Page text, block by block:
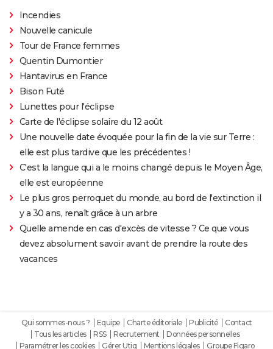
Incendies
Nouvelle canicule
Tour de France femmes
Quentin Dumontier
Hantavirus en France
Bison Futé
Lunettes pour l'éclipse
Carte de l'éclipse solaire du 12 août
Une nouvelle date évoquée pour la fin de la vie sur Terre :
elle est plus tardive que les précédentes !
C'est la langue qui a le moins changé depuis le Moyen Âge,
elle est européenne
Le plus gros perroquet du monde, au bord de l'extinction il
y a 30 ans, renaît grâce à un arbre
Quelle amende en cas d'excès de vitesse ? Ce que vous
devez absolument savoir avant de prendre la route des
vacances
Qui sommes-nous ? Equipe Charte éditoriale Publicité
Contact
Tous les articles
RSS Recrutement
Données personnelles
Paramétrer les cookies
Gérer Utiq Mentions légales Groupe Figaro